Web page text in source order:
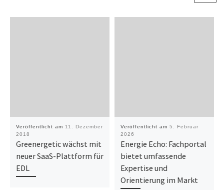
Veröffentlicht am 11. Dezember
2018
Greenergetic wächst mit
neuer SaaS-Plattform für
EDL
Veröffentlicht am 5. Februar
2026
Energie Echo: Fachportal
bietet umfassende
Expertise und
Orientierung im Markt